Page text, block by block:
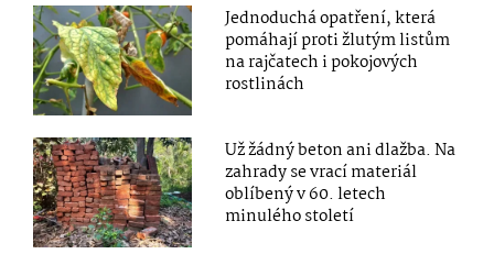
Jednoduchá opatření, která
pomáhají proti žlutým listům
na rajčatech i pokojových
rostlinách
Už žádný beton ani dlažba. Na
zahrady se vrací materiál
oblíbený v 60. letech
minulého století